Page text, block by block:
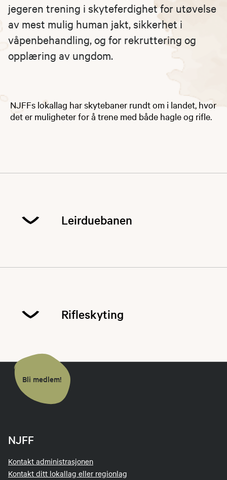
jegeren trening i skyteferdighet for utøvelse
av mest mulig human jakt, sikkerhet i
våpenbehandling, og for rekruttering og
opplæring av ungdom.
NJFFs lokallag har skytebaner rundt om i landet, hvor
det er muligheter for å trene med både hagle og rifle.
Leirduebanen
Rifleskyting
Rifleskyting og rifleskyting på
bevegelig elg
aktivitetskalendere. Vi statrer skyting uke 22
Bli medlem!
NJFF
Kontakt administrasjonen
Kontakt ditt lokallag eller regionlag